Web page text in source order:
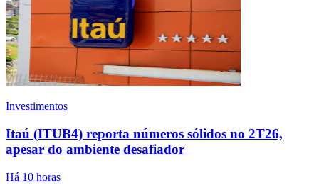
Investimentos
Itaú (ITUB4) reporta números sólidos no 2T26,
apesar do ambiente desafiador
Há 10 horas